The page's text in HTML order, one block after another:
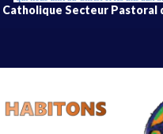
Catholique Secteur Pastoral
de Messe : Juillet et Août